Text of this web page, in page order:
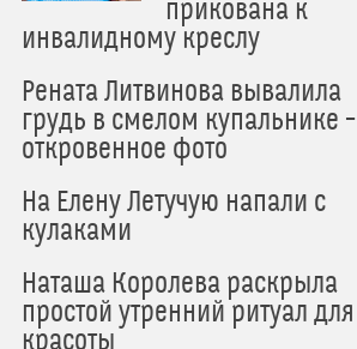
прикована к
инвалидному креслу
Рената Литвинова вывалила
грудь в смелом купальнике –
откровенное фото
На Елену Летучую напали с
кулаками
Наташа Королева раскрыла
простой утренний ритуал для
красоты